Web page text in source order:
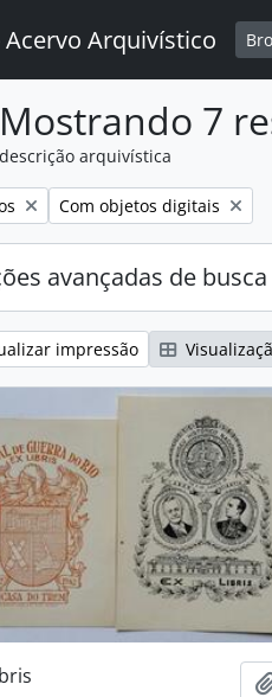
Arquivístico
Mostrando 7
descrição arquivística
filtro:Remover filtro:
Com objetos digitais
avançadas de busca
impressão